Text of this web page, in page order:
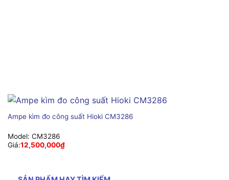
Ampe kìm đo công suất Hioki CM3286
Model: CM3286
Giá:12,500,000₫